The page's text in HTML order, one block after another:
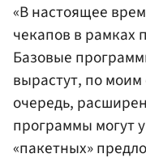
«В настоящее
чекапов в рамках
Базовые
вырастут, по
очередь,
программы могут
«пакетных»